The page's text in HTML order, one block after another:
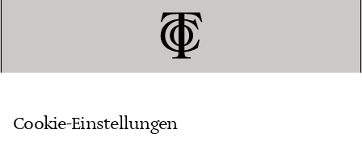
KUNDENSERVICE
Cookie-Einstellungen